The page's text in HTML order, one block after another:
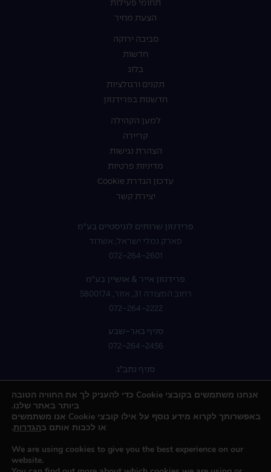
תחומי פעילות
הצעת מחיר
סביבה ירוקה
חדשות
בלוג
תקנים ורגולציות
חדשנות בפרידנזון
למען הקהילה
קריירה
הצהרת נגישות
מדיניות פרטיות
עדכון הגדרת Cookie
יצירת קשר
פרידנזון שרותים לוגיסטיים בע"מ
פארק נמלי ישראל, אשדוד
072-264-2601
פרידנזון אייר & אושיין בע"מ
רחוב המצודה 31, אזור, 5800174
072-264-2222
סניף באר-שבע
072-264-2456
סניף נתב”ג
אנחנו משתמשים בקובצי Cookie כדי להעניק לך את החוויה הטובה
ביותר באתר שלנו.
באפשרותך לקרוא מידע נוסף על אילו קובצי Cookie אנו משתמשים
או לכבות אותם בהגדרות.
We are using cookies to give you the best experience on our
website.